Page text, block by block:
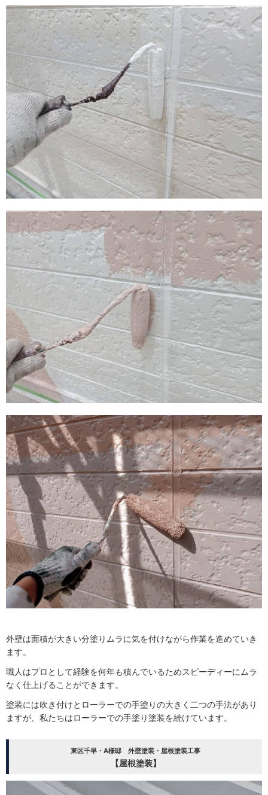
外壁は面積が大きい分塗りムラに気を付けながら作業を進めていき
ます。
職人はプロとして経験を何年も積んでいるためスピーディーにムラ
なく仕上げることができます。
塗装には吹き付けとローラーでの手塗りの大きく二つの手法があり
ますが、私たちはローラーでの手塗り塗装を続けています。
東区千早・A様邸 外壁塗装・屋根塗装工事
【屋根塗装】